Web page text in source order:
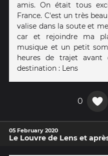
amis. On était tous
France. C'est un très
valise dans la soute et
car et rejoindre ma
musique et un petit
heures de trajet avant
destination : Lens
0
05 February 2020
Le Louvre de Lens et